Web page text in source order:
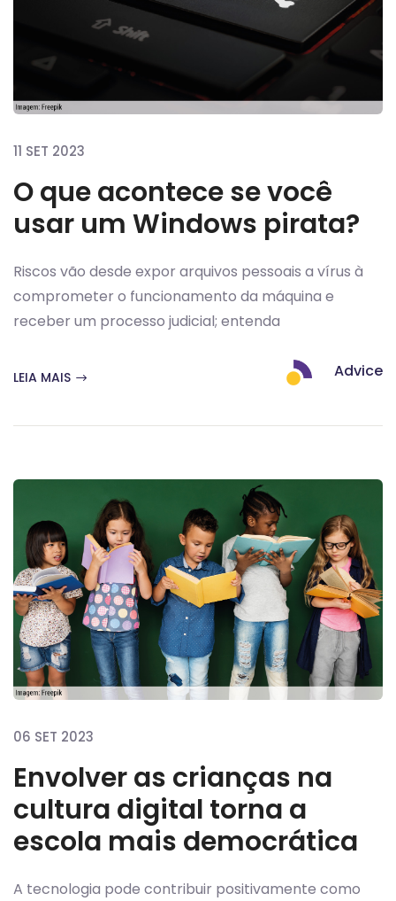
11 SET 2023
O que acontece se você
usar um Windows pirata?
Riscos vão desde expor arquivos pessoais a vírus à
comprometer o funcionamento da máquina e
receber um processo judicial; entenda
LEIA MAIS Advice
06 SET 2023
Envolver as crianças na
cultura digital torna a
escola mais democrática
A tecnologia pode contribuir positivamente como